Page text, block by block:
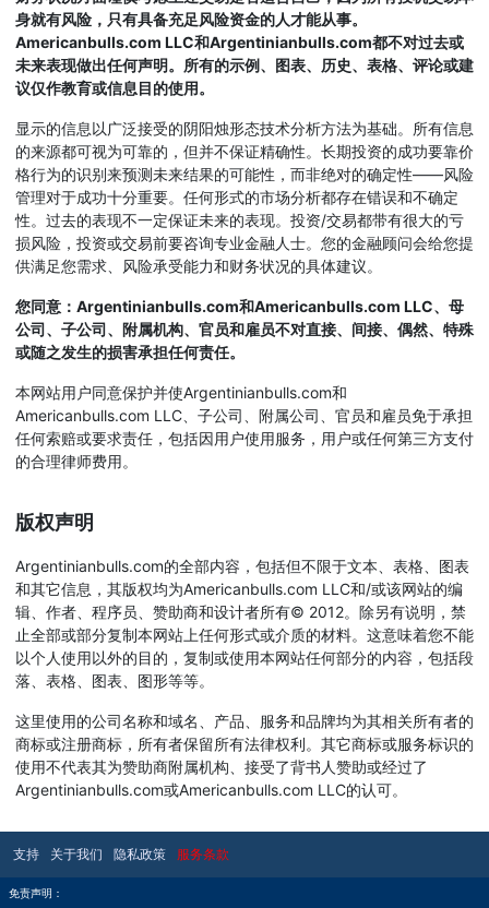
身就有风险，只有具备充足风险资金的人才能从事。
Americanbulls.com LLC和Argentinianbulls.com都不对过去或
未来表现做出任何声明。所有的示例、图表、历史、表格、评论或建
议仅作教育或信息目的使用。
显示的信息以广泛接受的阴阳烛形态技术分析方法为基础。所有信息
的来源都可视为可靠的，但并不保证精确性。长期投资的成功要靠价
格行为的识别来预测未来结果的可能性，而非绝对的确定性——风险
管理对于成功十分重要。任何形式的市场分析都存在错误和不确定
性。过去的表现不一定保证未来的表现。投资/交易都带有很大的亏
损风险，投资或交易前要咨询专业金融人士。您的金融顾问会给您提
供满足您需求、风险承受能力和财务状况的具体建议。
您同意：Argentinianbulls.com和Americanbulls.com LLC、母
公司、子公司、附属机构、官员和雇员不对直接、间接、偶然、特殊
或随之发生的损害承担任何责任。
本网站用户同意保护并使Argentinianbulls.com和
Americanbulls.com LLC、子公司、附属公司、官员和雇员免于承担
任何索赔或要求责任，包括因用户使用服务，用户或任何第三方支付
的合理律师费用。
版权声明
Argentinianbulls.com的全部内容，包括但不限于文本、表格、图表
和其它信息，其版权均为Americanbulls.com LLC和/或该网站的编
辑、作者、程序员、赞助商和设计者所有© 2012。除另有说明，禁
止全部或部分复制本网站上任何形式或介质的材料。这意味着您不能
以个人使用以外的目的，复制或使用本网站任何部分的内容，包括段
落、表格、图表、图形等等。
这里使用的公司名称和域名、产品、服务和品牌均为其相关所有者的
商标或注册商标，所有者保留所有法律权利。其它商标或服务标识的
使用不代表其为赞助商附属机构、接受了背书人赞助或经过了
Argentinianbulls.com或Americanbulls.com LLC的认可。
支持 关于我们 隐私政策 服务条款
免责声明：